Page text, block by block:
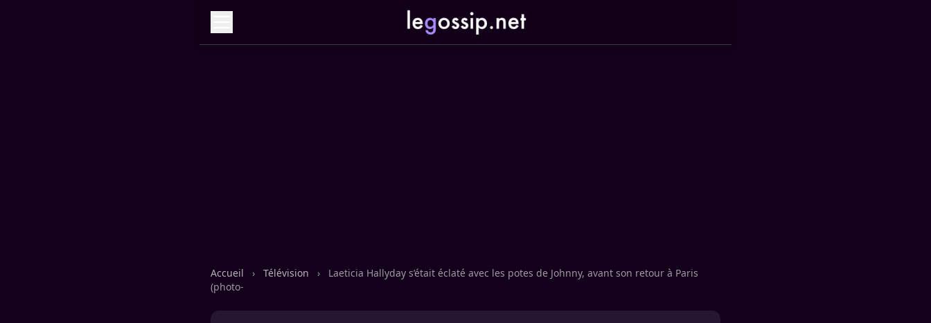
Accueil › Télévision ›
Laeticia Hallyday s’était éclaté avec les potes de Johnny, avant son retour à Paris
(photo-